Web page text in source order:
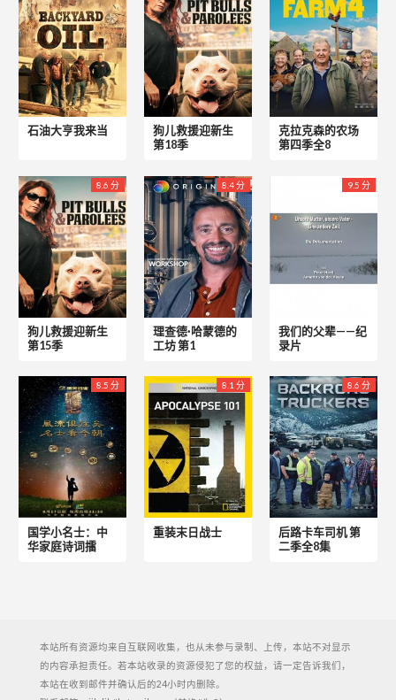
石油大亨我来当
狗儿救援迎新生
第18季
克拉克森的农场
第四季全8
8.6 分
狗儿救援迎新生
第15季
8.4 分
理查德·哈蒙德的
工坊 第1
9.5 分
我们的父辈——纪
录片
8.5 分
国学小名士：中
华家庭诗词擂
8.1 分
重装末日战士
8.6 分
后路卡车司机 第
二季全8集
本站所有资源均来自互联网收集，也从未参与录制、上传，本站不对显示
的内容承担责任。若本站收录的资源侵犯了您的权益，请一定告诉我们，
本站在收到邮件并确认后的24小时内删除。